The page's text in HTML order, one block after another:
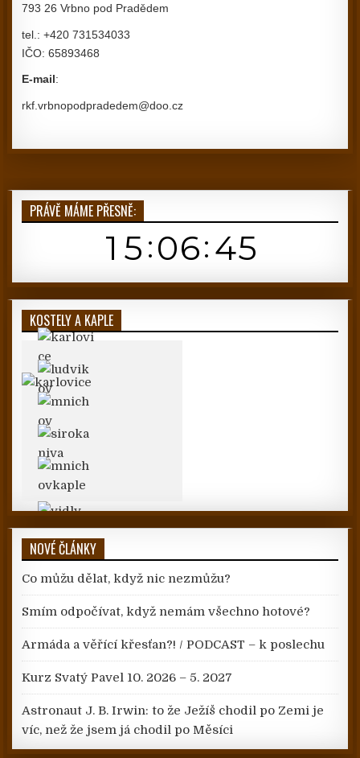
793 26 Vrbno pod Pradědem
tel.: +420 731534033
IČO: 65893468
E-mail:
rkf.vrbnopodpradedem@doo.cz
PRÁVĚ MÁME PŘESNĚ:
KOSTELY A KAPLE
NOVÉ ČLÁNKY
Co můžu dělat, když nic nezmůžu?
Smím odpočívat, když nemám všechno hotové?
Armáda a věřící křesťan?! / PODCAST – k poslechu
Kurz Svatý Pavel 10. 2026 – 5. 2027
Astronaut J. B. Irwin: to že Ježíš chodil po Zemi je
víc, než že jsem já chodil po Měsíci